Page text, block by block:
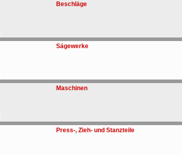
Beschläge
Sägewerke
Maschinen
Press-, Zieh- und Stanzteile